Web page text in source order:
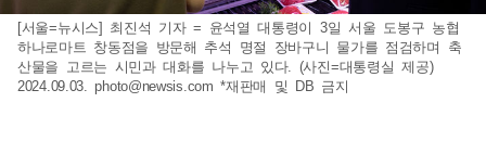
[서울=뉴시스] 최진석 기자 = 윤석열 대통령이 3일 서울 도봉구 농협
하나로마트 창동점을 방문해 추석 명절 장바구니 물가를 점검하며 축
산물을 고르는 시민과 대화를 나누고 있다. (사진=대통령실 제공)
2024.09.03.photo@newsis.com *재판매 및 DB 금지